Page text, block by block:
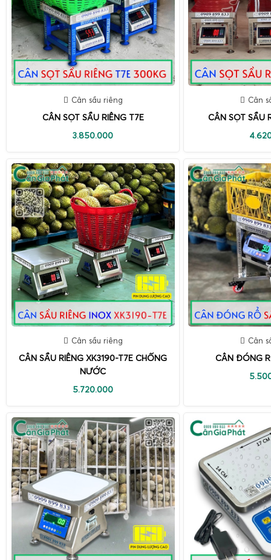
Cân sầu riêng
CÂN SỌT SẦU RIÊNG T7E
3.850.000
Cân
CÂN SỌT SẦU
Cân sầu riêng
CÂN SẦU RIÊNG XK3190-T7E CHỐNG
NƯỚC
5.720.000
Cân
CÂN ĐÓNG